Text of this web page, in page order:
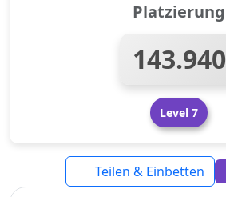
Platzierung
143.940
Level 7
Teilen & Einbetten